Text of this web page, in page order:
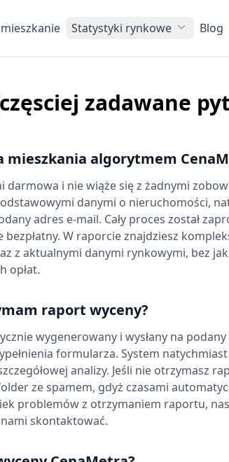
Statystyki rynkowe Blog
zadawane
mieszkania algorytmem
darmowa i nie wiąże się z żadnymi
danymi o nieruchomości,
adres e-mail. Cały proces został
bezpłatny. W raporcie znajdziesz
z aktualnymi danymi rynkowymi, bez
opłat.
raport wyceny?
wygenerowany i wysłany na
formularza. System
analizy. Jeśli nie otrzymasz
ze spamem, gdyż czasami
problemów z otrzymaniem raportu,
skontaktować.